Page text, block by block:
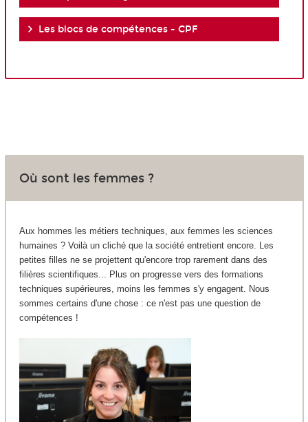
Les blocs de compétences - CPF
Où sont les femmes ?
Aux hommes les métiers techniques, aux femmes les sciences
humaines ? Voilà un cliché que la société entretient encore. Les
petites filles ne se projettent qu'encore trop rarement dans des
filières scientifiques... Plus on progresse vers des formations
techniques supérieures, moins les femmes s'y engagent. Nous
sommes certains d'une chose : ce n'est pas une question de
compétences !